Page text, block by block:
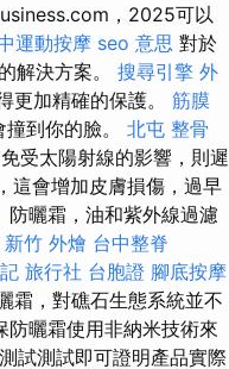
，2025可以
運動按摩 seo 意思 對於
解決方案。 搜尋引擎 外
更加精確的保護。 筋膜
到你的臉。 北屯 整骨
受太陽射線的影響，則遲
這會增加皮膚損傷，過早
曬霜，油和紫外線過濾
新竹 外燴 台中整脊
旅行社 台胞證 腳底按摩
霜，對礁石生態系統並不
防曬霜使用非納米技術來
試測試即可證明產品實際